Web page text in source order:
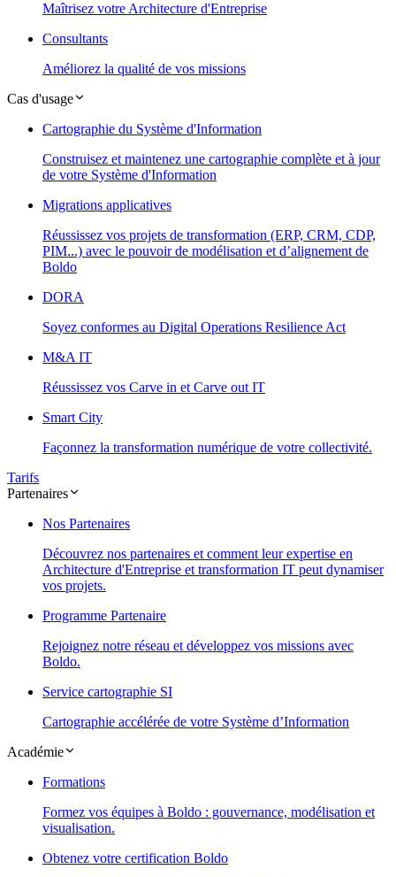
Maîtrisez votre Architecture d'Entreprise
Consultants
Améliorez la qualité de vos missions
Cas d'usage
Cartographie du Système d'Information
Construisez et maintenez une cartographie complète et à jour
de votre Système d'Information
Migrations applicatives
Réussissez vos projets de transformation (ERP, CRM, CDP,
PIM...) avec le pouvoir de modélisation et d’alignement de
Boldo
DORA
Soyez conformes au Digital Operations Resilience Act
M&A IT
Réussissez vos Carve in et Carve out IT
Smart City
Façonnez la transformation numérique de votre collectivité.
Tarifs
Partenaires
Nos Partenaires
Découvrez nos partenaires et comment leur expertise en
Architecture d'Entreprise et transformation IT peut dynamiser
vos projets.
Programme Partenaire
Rejoignez notre réseau et développez vos missions avec
Boldo.
Service cartographie SI
Cartographie accélérée de votre Système d’Information
Académie
Formations
Formez vos équipes à Boldo : gouvernance, modélisation et
visualisation.
Obtenez votre certification Boldo